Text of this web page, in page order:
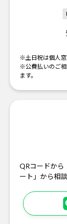
※土日祝は個人窓
※公費払いのご相
ます。
QRコードから
ート」から相